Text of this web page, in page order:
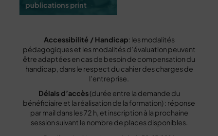
publications print
Accessibilité / Handicap: les modalités
pédagogiques et les modalités d’évaluation peuvent
être adaptées en cas de besoin de compensation du
handicap, dans le respect du cahier des charges de
l’entreprise.
Délais d’accès(durée entre la demande du
bénéficiaire et la réalisation de la formation) : réponse
par mail dans les 72 h, et inscription à la prochaine
session suivant le nombre de places disponibles.